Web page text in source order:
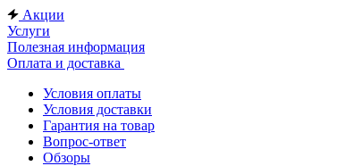
Акции
Услуги
Полезная информация
Оплата и доставка
Условия оплаты
Условия доставки
Гарантия на товар
Вопрос-ответ
Обзоры